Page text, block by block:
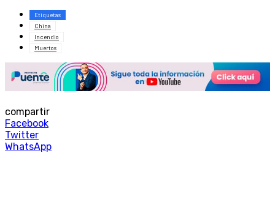
Etiquetas
China
Incendio
Muertos
compartir
Facebook
Twitter
WhatsApp